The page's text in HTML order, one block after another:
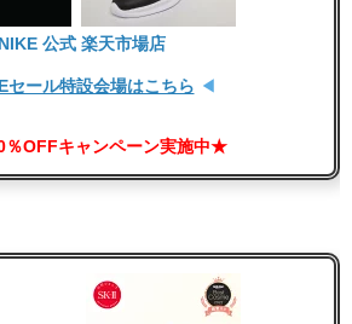
NIKE 公式 楽天市場店
セール特設会場はこちら ◀
OFFキャンペーン実施中★